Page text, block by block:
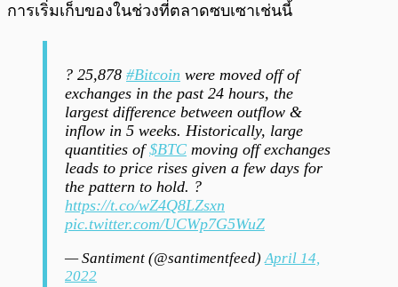
การเริ่มเก็บของในช่วงที่ตลาดซบเซาเช่นนี้
? 25,878 #Bitcoin were moved off of
exchanges in the past 24 hours, the
largest difference between outflow &
inflow in 5 weeks. Historically, large
quantities of$BTC moving off exchanges
leads to price rises given a few days for
the pattern to hold. ?
https://t.co/wZ4Q8LZsxn
pic.twitter.com/UCWp7G5WuZ
— Santiment (@santimentfeed)April 14,
2022